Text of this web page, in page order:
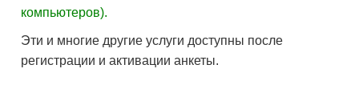
компьютеров).
Эти и многие другие услуги доступны после
регистрации и активации анкеты.